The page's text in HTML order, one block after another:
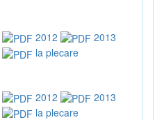
2012
2013
la plecare
2012
2013
la plecare